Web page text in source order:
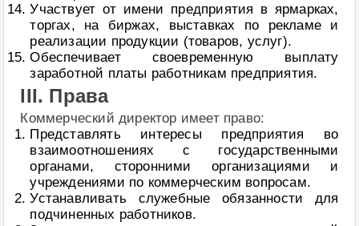
Участвует от имени предприятия в ярмарках,
торгах, на биржах, выставках по рекламе и
реализации продукции (товаров, услуг).
Обеспечивает своевременную выплату
заработной платы работникам предприятия.
III. Права
Коммерческий директор имеет право:
Представлять интересы предприятия во
взаимоотношениях с государственными
органами, сторонними организациями и
учреждениями по коммерческим вопросам.
Устанавливать служебные обязанности для
подчиненных работников.